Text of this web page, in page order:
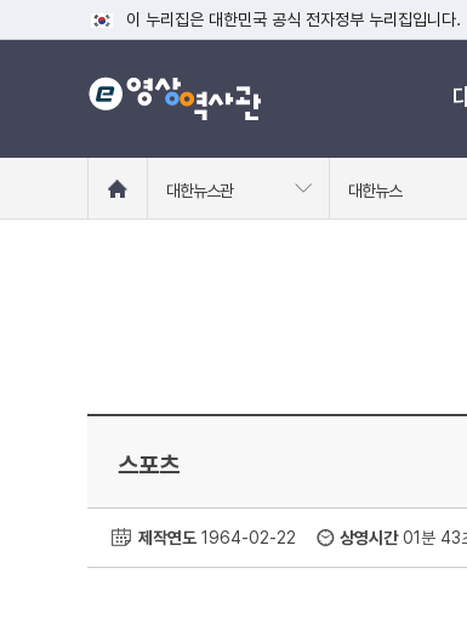
이 누리집은 대한민국 공식 전자정부 누리집입니다.
공식 누리집 주소 확인하기
go.kr 주소를 사용하는 누리집은 대한민국 정부기관
로
대한뉴스관 대한뉴스
스포츠
제작연도 1964-02-22 상영시간01분 43